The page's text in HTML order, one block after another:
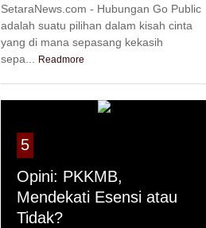
SetaraNews.com - Hubungan Go Public
adalah suatu pilihan dalam kisah cinta
yang di mana sepasang kekasih
sepa...
Readmore
5
Opini: PKKMB,
Mendekati Esensi atau
Tidak?